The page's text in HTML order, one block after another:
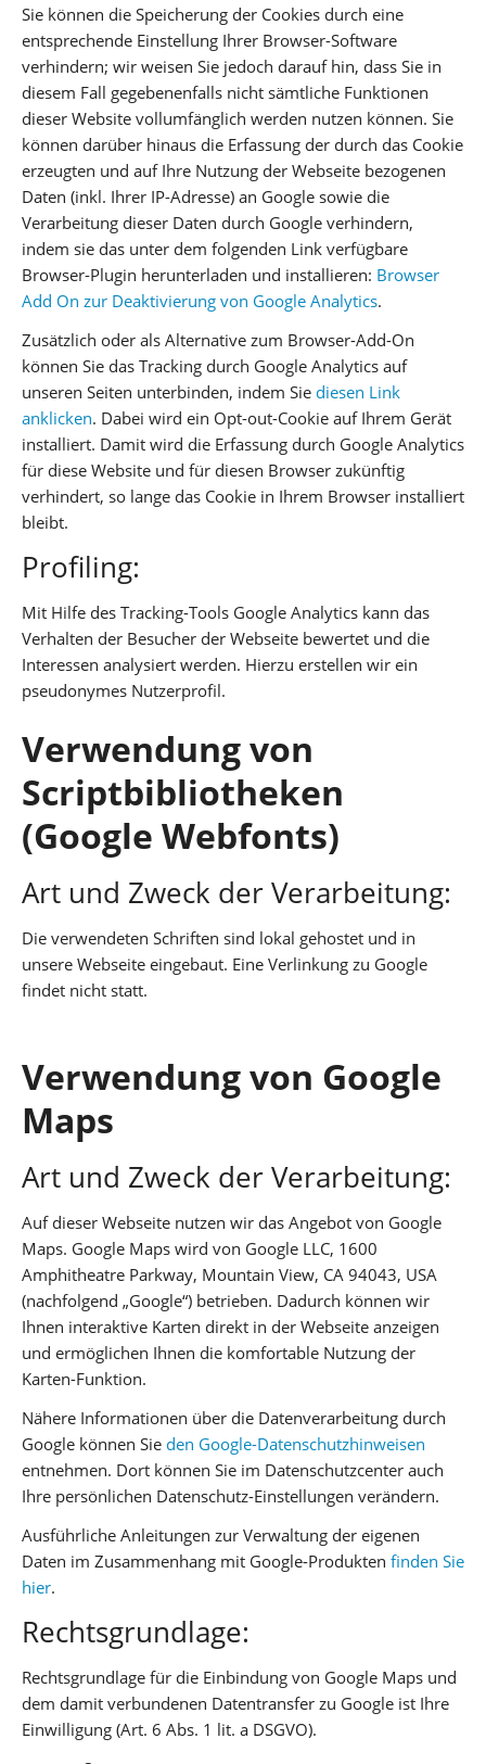
Sie können die Speicherung der Cookies durch eine
entsprechende Einstellung Ihrer Browser-Software
verhindern; wir weisen Sie jedoch darauf hin, dass Sie in
diesem Fall gegebenenfalls nicht sämtliche Funktionen
dieser Website vollumfänglich werden nutzen können. Sie
können darüber hinaus die Erfassung der durch das Cookie
erzeugten und auf Ihre Nutzung der Webseite bezogenen
Daten (inkl. Ihrer IP-Adresse) an Google sowie die
Verarbeitung dieser Daten durch Google verhindern,
indem sie das unter dem folgenden Link verfügbare
Browser-Plugin herunterladen und installieren: Browser
Add On zur Deaktivierung von Google Analytics.
Zusätzlich oder als Alternative zum Browser-Add-On
können Sie das Tracking durch Google Analytics auf
unseren Seiten unterbinden, indem Sie diesen Link
anklicken. Dabei wird ein Opt-out-Cookie auf Ihrem Gerät
installiert. Damit wird die Erfassung durch Google Analytics
für diese Website und für diesen Browser zukünftig
verhindert, so lange das Cookie in Ihrem Browser installiert
bleibt.
Profiling:
Mit Hilfe des Tracking-Tools Google Analytics kann das
Verhalten der Besucher der Webseite bewertet und die
Interessen analysiert werden. Hierzu erstellen wir ein
pseudonymes Nutzerprofil.
Verwendung von
Scriptbibliotheken
(Google Webfonts)
Art und Zweck der Verarbeitung:
Die verwendeten Schriften sind lokal gehostet und in
unsere Webseite eingebaut. Eine Verlinkung zu Google
findet nicht statt.
Verwendung von Google
Maps
Art und Zweck der Verarbeitung:
Auf dieser Webseite nutzen wir das Angebot von Google
Maps. Google Maps wird von Google LLC, 1600
Amphitheatre Parkway, Mountain View, CA 94043, USA
(nachfolgend „Google“) betrieben. Dadurch können wir
Ihnen interaktive Karten direkt in der Webseite anzeigen
und ermöglichen Ihnen die komfortable Nutzung der
Karten-Funktion.
Nähere Informationen über die Datenverarbeitung durch
Google können Sie den Google-Datenschutzhinweisen
entnehmen. Dort können Sie im Datenschutzcenter auch
Ihre persönlichen Datenschutz-Einstellungen verändern.
Ausführliche Anleitungen zur Verwaltung der eigenen
Daten im Zusammenhang mit Google-Produkten finden Sie
hier.
Rechtsgrundlage:
Rechtsgrundlage für die Einbindung von Google Maps und
dem damit verbundenen Datentransfer zu Google ist Ihre
Einwilligung (Art. 6 Abs. 1 lit. a DSGVO).